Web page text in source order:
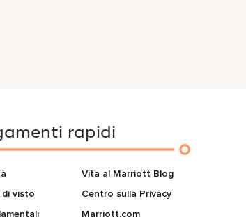
rapidi
di visto
Vita al Marriott Blog
Centro sulla Privacy
Marriott.com